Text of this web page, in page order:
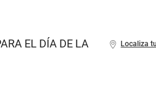
Localiza
EL DÍA DE LA